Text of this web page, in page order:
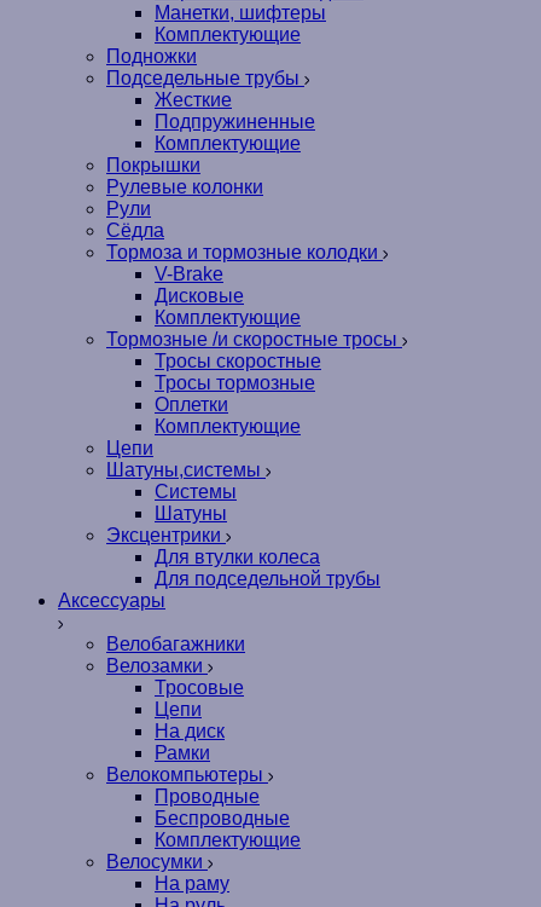
Манетки, шифтеры
Комплектующие
Подножки
Подседельные трубы
Жесткие
Подпружиненные
Комплектующие
Покрышки
Рулевые колонки
Рули
Сёдла
Тормоза и тормозные колодки
V-Brake
Дисковые
Комплектующие
Тормозные /и скоростные тросы
Тросы скоростные
Тросы тормозные
Оплетки
Комплектующие
Цепи
Шатуны,системы
Системы
Шатуны
Эксцентрики
Для втулки колеса
Для подседельной трубы
Аксессуары
Велобагажники
Велозамки
Тросовые
Цепи
На диск
Рамки
Велокомпьютеры
Проводные
Беспроводные
Комплектующие
Велосумки
На раму